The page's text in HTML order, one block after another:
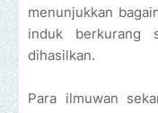
menunjukkan
induk berkurang
dihasilkan.
Para ilmuwan